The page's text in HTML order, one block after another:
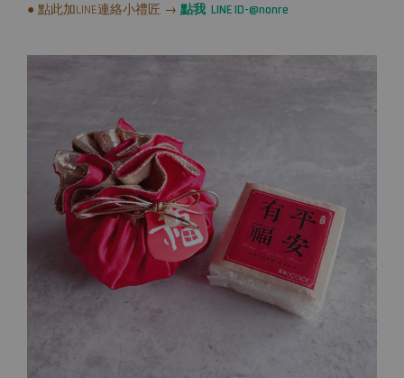
● 點此加LINE連絡小禮匠 → 點我 LINE ID-@nonre